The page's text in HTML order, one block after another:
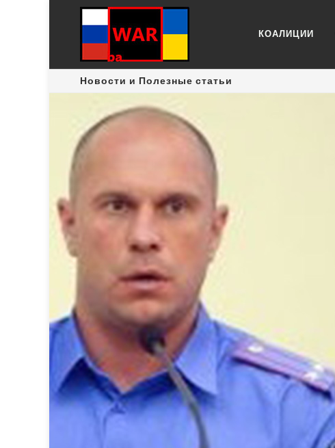
КОАЛИЦИИ
Новости и Полезные статьи